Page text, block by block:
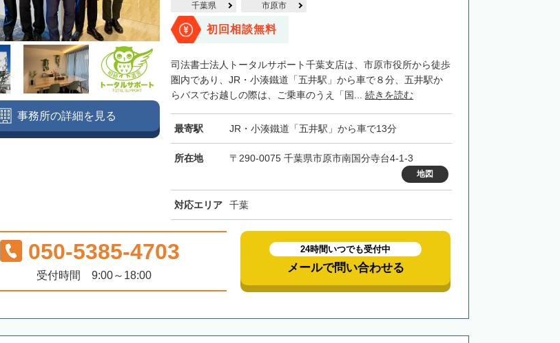
千葉県 市原市
初回相談無料
司法書士法人トータルサポート千葉支店は、市原市役所から徒歩
圏内であり、JR・小湊鐵道「五井駅」から車で８分、五井駅か
らバスでお越しの際は、ご乗車のうえ「国... 続きを読む
最寄駅 JR・小湊鐵道「五井駅」から車で13分
所在地 〒290-0075 千葉県市原市南国分寺台4-1-3
地図
対応エリア 千葉
事務所の詳細を見る
050-5385-4703
受付時間 9:00～18:00
24時間いつでも受付中
メールで問い合わせる